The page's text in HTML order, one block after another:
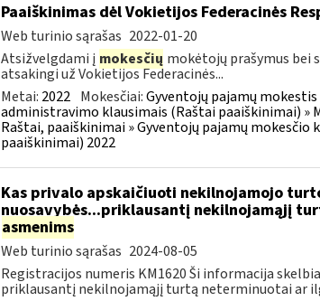
Paaiškinimas dėl Vokietijos Federacinės
Web turinio sąrašas 2022-01-20
Atsižvelgdami į mokesčių mokėtojų prašymus bei
atsakingi už Vokietijos Federacinės...
Metai: 2022 Mokesčiai:Gyventojų pajamų mokestis
administravimo klausimais (Raštai paaiškinimai) »
Raštai, paaiškinimai » Gyventojų pajamų
paaiškinimai) 2022
Kas privalo apskaičiuoti nekilnojamojo
nuosavybės...priklausantį nekilnojamąjį
asmenims
Web turinio sąrašas 2024-08-05
Registracijos numeris KM1620 Ši informacija
priklausantį nekilnojamąjį turtą neterminuotai ar